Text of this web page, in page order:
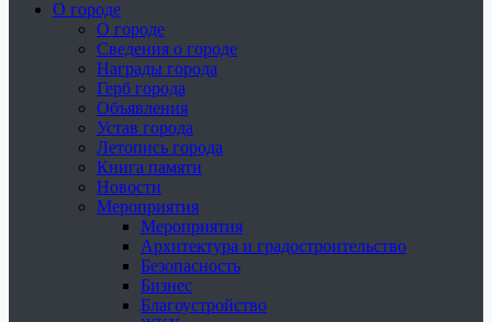
О городе
О городе
Сведения о городе
Награды города
Герб города
Объявления
Устав города
Летопись города
Книга памяти
Новости
Мероприятия
Мероприятия
Архитектура и градостроительство
Безопасность
Бизнес
Благоустройство